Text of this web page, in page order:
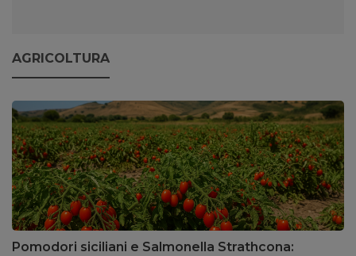
AGRICOLTURA
Pomodori siciliani e Salmonella Strathcona: